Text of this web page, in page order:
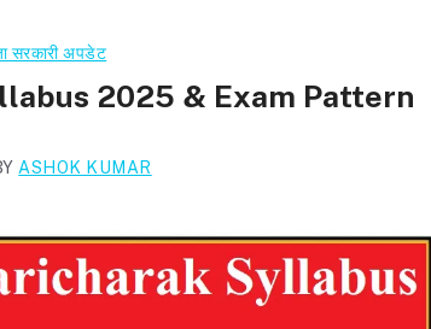
सरकारी अपडेट
2025 & Exam Pattern
ASHOK KUMAR